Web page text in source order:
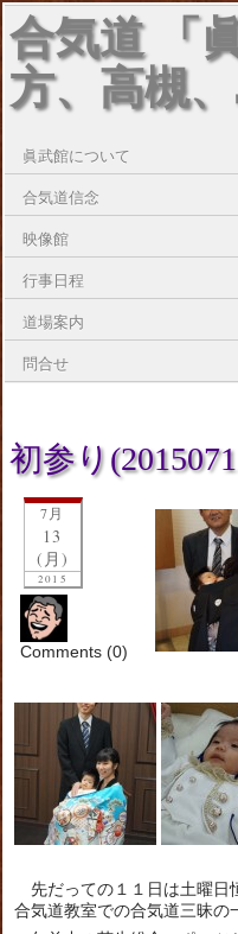
合気道 「
方、高槻
眞武館について
合気道信念
映像館
行事日程
道場案内
問合せ
初参り
7月
13
(月)
2015
Comments (0)
先だっての１１日は土曜日
合気道教室での合気道三昧の